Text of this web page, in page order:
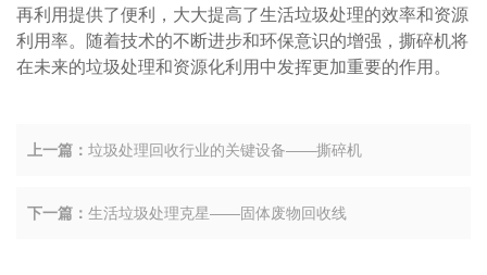
再利用提供了便利，大大提高了生活垃圾处理的效率和资源
利用率。随着技术的不断进步和环保意识的增强，撕碎机将
在未来的垃圾处理和资源化利用中发挥更加重要的作用。
上一篇： 垃圾处理回收行业的关键设备——撕碎机
下一篇： 生活垃圾处理克星——固体废物回收线